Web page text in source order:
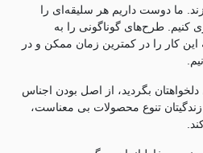
ما دوست داریم هر سلیقه‌ای را
کنیم. طرح‌های گوناگونی را به
این کار را در کمترین زمان ممکن و در
بگردید، از اصل بودن اجناس
تنوع محصولات بی معناست،